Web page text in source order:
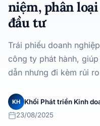
niệm, phân
đầu tư
Trái phiếu doanh
công ty phát hành,
dẫn nhưng đi kèm rủi
KH
Khối Phát triển Kinh
23/08/2025